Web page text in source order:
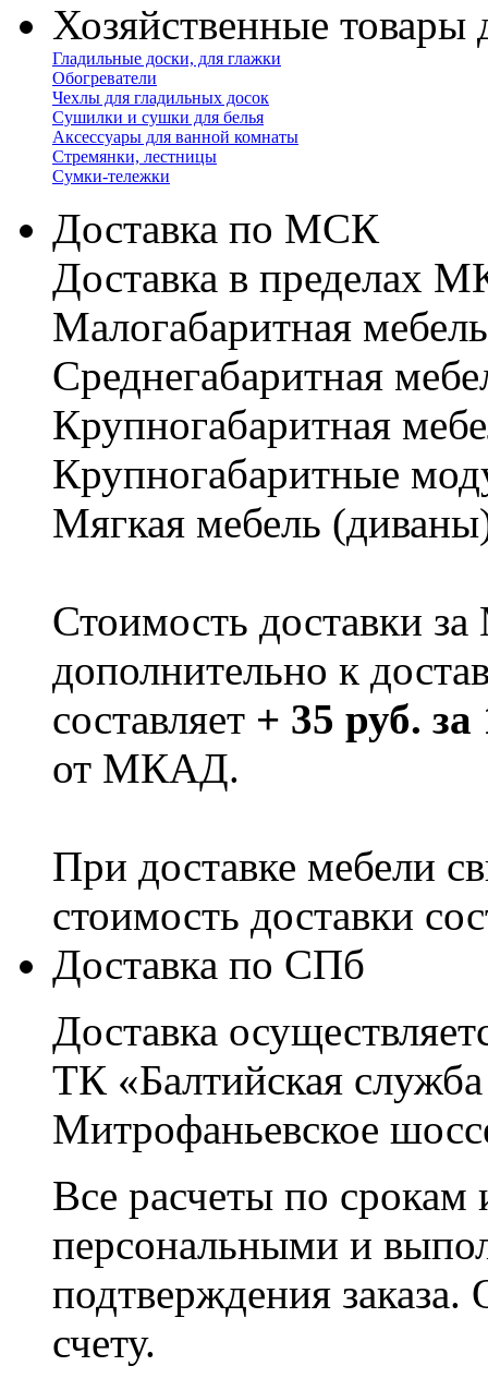
Хозяйственные товары
Гладильные доски, для глажки
Обогреватели
Чехлы для гладильных досок
Сушилки и сушки для белья
Аксессуары для ванной комнаты
Стремянки, лестницы
Сумки-тележки
Доставка по МСК
Доставка в пределах
Малогабаритная
Cреднегабаритная
Крупногабаритная
Крупногабаритные
Мягкая мебель
Стоимость доставки
дополнительно к
составляет + 35 руб.
от МКАД.
При доставке мебели
стоимость доставки
Доставка по СПб
Доставка
ТК «Балтийская
Митрофаньевское
Все расчеты по срокам
персональными и
подтверждения заказа.
счету.